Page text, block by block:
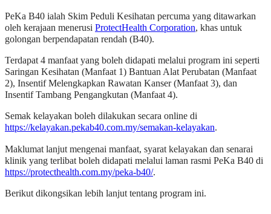
PeKa B40 ialah Skim Peduli Kesihatan percuma yang ditawarkan
oleh kerajaan menerusi ProtectHealth Corporation, khas untuk
golongan berpendapatan rendah (B40).
Terdapat 4 manfaat yang boleh didapati melalui program ini seperti
Saringan Kesihatan (Manfaat 1) Bantuan Alat Perubatan (Manfaat
2), Insentif Melengkapkan Rawatan Kanser (Manfaat 3), dan
Insentif Tambang Pengangkutan (Manfaat 4).
Semak kelayakan boleh dilakukan secara online di
https://kelayakan.pekab40.com.my/semakan-kelayakan.
Maklumat lanjut mengenai manfaat, syarat kelayakan dan senarai
klinik yang terlibat boleh didapati melalui laman rasmi PeKa B40 di
https://protecthealth.com.my/peka-b40/.
Berikut dikongsikan lebih lanjut tentang program ini.